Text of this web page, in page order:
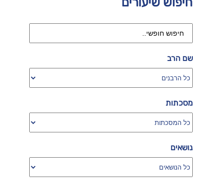
שם הרב
מסכתות
נושאים